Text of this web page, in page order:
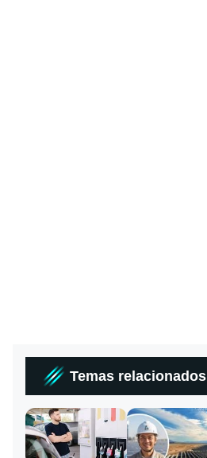
Temas relacionados